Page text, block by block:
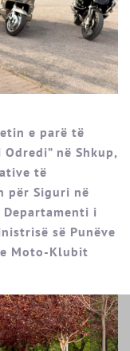
e parë të
në Shkup,
të
për Siguri në
Departamenti i
së Punëve
Moto-Klubit